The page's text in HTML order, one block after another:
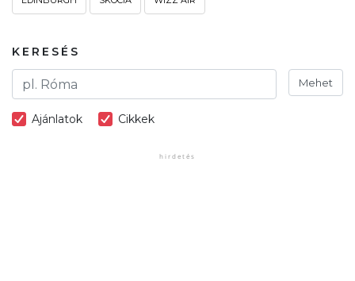
KERESÉS
Mehet
Ajánlatok Cikkek